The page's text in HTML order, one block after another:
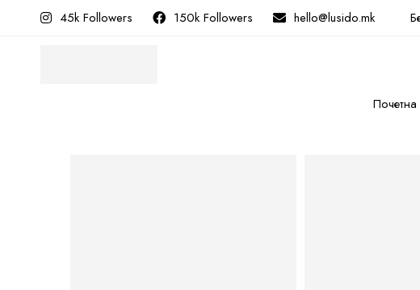
45k Followers 150k Followers hello@lusido.mk
Почетна